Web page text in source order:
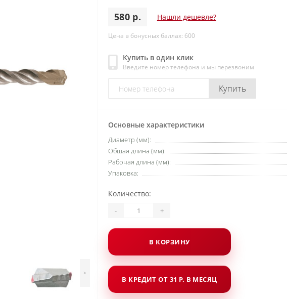
>
580 р. Нашли дешевле?
Цена в бонусных баллах: 600
Купить в один клик
Введите номер телефона и мы перезвоним
Купить
Основные характеристики
Диаметр (мм):
Общая длина (мм):
Рабочая длина (мм):
Упаковка:
Количество:
- +
В КОРЗИНУ
В КРЕДИТ ОТ 31 Р. В МЕСЯЦ